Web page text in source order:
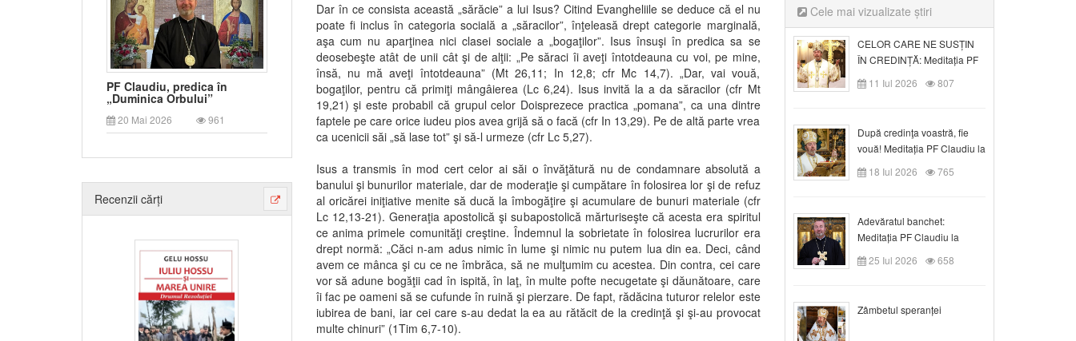
PF Claudiu, predica în
„Duminica Orbului”
20 Mai 2026 961
Recenzii cărți
Dar în ce consista această „sărăcie” a lui Isus? Citind Evangheliile se deduce că el nu
poate fi inclus în categoria socială a „săracilor”, înţeleasă drept categorie marginală,
aşa cum nu aparţinea nici clasei sociale a „bogaţilor”. Isus însuşi în predica sa se
deosebeşte atât de unii cât şi de alţii: „Pe săraci îi aveţi întotdeauna cu voi, pe mine,
însă, nu mă aveţi întotdeauna” (Mt 26,11; In 12,8; cfr Mc 14,7). „Dar, vai vouă,
bogaţilor, pentru că primiţi mângâierea (Lc 6,24). Isus invită la a da săracilor (cfr Mt
19,21) şi este probabil că grupul celor Doisprezece practica „pomana”, ca una dintre
faptele pe care orice iudeu pios avea grijă să o facă (cfr In 13,29). Pe de altă parte vrea
ca ucenicii săi „să lase tot” şi să-l urmeze (cfr Lc 5,27).
Isus a transmis în mod cert celor ai săi o învăţătură nu de condamnare absolută a
banului şi bunurilor materiale, dar de moderaţie şi cumpătare în folosirea lor şi de refuz
al oricărei iniţiative menite să ducă la îmbogăţire şi acumulare de bunuri materiale (cfr
Lc 12,13-21). Generaţia apostolică şi subapostolică mărturiseşte că acesta era spiritul
ce anima primele comunităţi creştine. Îndemnul la sobrietate în folosirea lucrurilor era
drept normă: „Căci n-am adus nimic în lume şi nimic nu putem lua din ea. Deci, când
avem ce mânca şi cu ce ne îmbrăca, să ne mulţumim cu acestea. Din contra, cei care
vor să adune bogăţii cad în ispită, în laţ, în multe pofte necugetate şi dăunătoare, care
îi fac pe oameni să se cufunde în ruină şi pierzare. De fapt, rădăcina tuturor relelor este
iubirea de bani, iar cei care s-au dedat la ea au rătăcit de la credinţă şi şi-au provocat
multe chinuri” (1Tim 6,7-10).
Cele mai vizualizate știri
CELOR CARE NE SUSȚIN
ÎN CREDINȚĂ: Meditația PF
Claudiu la Duminica a VI-a
după Rusalii
11 Iul 2026 807
După credinţa voastră, fie
vouă! Meditația PF Claudiu la
duminica a VII-a după Rusalii
18 Iul 2026 765
Adevăratul banchet:
Meditația PF Claudiu la
Duminica a VIII-a după
Rusalii
25 Iul 2026 658
Zâmbetul speranței